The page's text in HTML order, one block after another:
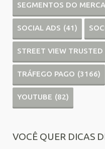
SEGMENTOS DO
SOCIAL ADS (41)
STREET VIEW TRUSTED
TRÁFEGO PAGO (3166)
YOUTUBE (82)
VOCÊ QUER DICAS